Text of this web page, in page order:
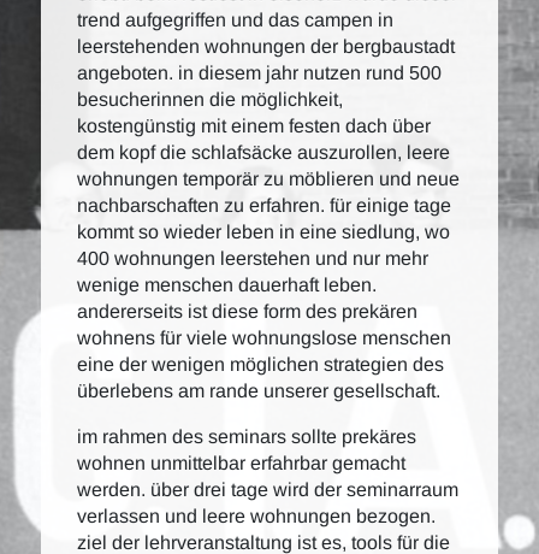
trend aufgegriffen und das campen in
leerstehenden wohnungen der bergbaustadt
angeboten. in diesem jahr nutzen rund 500
besucherinnen die möglichkeit,
kostengünstig mit einem festen dach über
dem kopf die schlafsäcke auszurollen, leere
wohnungen temporär zu möblieren und neue
nachbarschaften zu erfahren. für einige tage
kommt so wieder leben in eine siedlung, wo
400 wohnungen leerstehen und nur mehr
wenige menschen dauerhaft leben.
andererseits ist diese form des prekären
wohnens für viele wohnungslose menschen
eine der wenigen möglichen strategien des
überlebens am rande unserer gesellschaft.
im rahmen des seminars sollte prekäres
wohnen unmittelbar erfahrbar gemacht
werden. über drei tage wird der seminarraum
verlassen und leere wohnungen bezogen.
ziel der lehrveranstaltung ist es, tools für die